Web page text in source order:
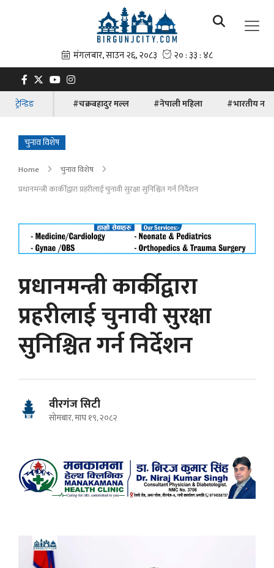
ट्रेन्डिङ #चक्रबहादुर मल्ल #नेपाली महिला #भारतीय
चुनाव विशेष
Home
चुनाव विशेष
प्रधानमन्त्री कार्कीद्वारा प्रहरीलाई चुनावी सुरक्षा सुनिश्चित गर्न निर्देशन
प्रधानमन्त्री कार्कीद्वारा
प्रहरीलाई चुनावी सुरक्षा
सुनिश्चित गर्न निर्देशन
वीरगंज सिटी
सोमबार, माघ १९, २०८२